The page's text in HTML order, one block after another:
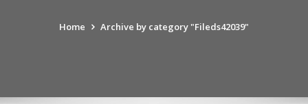
Home Archive by category "Fileds42039"